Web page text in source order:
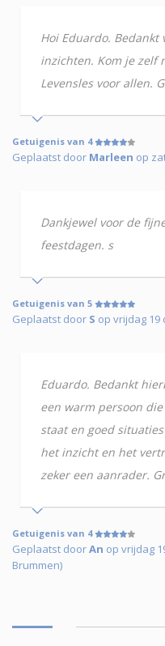
Hoi Eduardo. Bedankt
inzichten. Kom je zelf
Levensles voor allen.
Getuigenis van 4
Geplaatst door Marleen op
Dankjewel voor de
feestdagen. s
Getuigenis van 5
Geplaatst door S op vrijdag 19
Eduardo. Bedankt
een warm persoon
staat en goed
het inzicht en het
zeker een aanrader.
Getuigenis van 4
Geplaatst doorAn op vrijdag
Brummen)